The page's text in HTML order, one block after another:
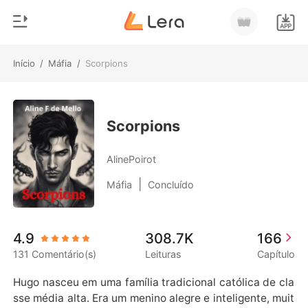
Início / Máfia / Scorpions
Loja
Histórico
Sair
Baixar App
Gênero
Moderno
Lobisomem
Contos
Bilionários
Scorpions
AlinePoirot
Máfia Concluído
4.9
131 Comentário(s)
308.7K
Leituras
166
Capítulo
Hugo nasceu em uma família tradicional católica de cla
sse média alta. Era um menino alegre e inteligente, muit